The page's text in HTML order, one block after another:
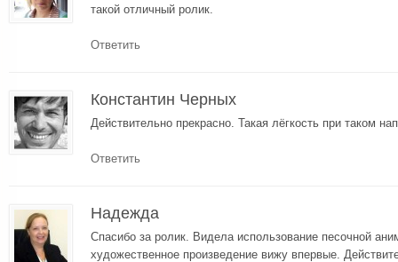
такой отличный ролик.
Ответить
Константин Черных
Действительно прекрасно. Такая лёгкость при таком
Ответить
Надежда
Спасибо за ролик. Видела использование песочной
художественное произведение вижу впервые.